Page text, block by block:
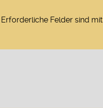
Erforderliche Felder sind mit